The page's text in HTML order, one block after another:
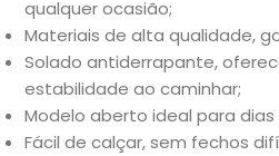
qualquer ocasião;
Materiais de alta qualidade,
Solado antiderrapante,
estabilidade ao caminhar;
Modelo aberto ideal para dias
Fácil de calçar, sem fechos